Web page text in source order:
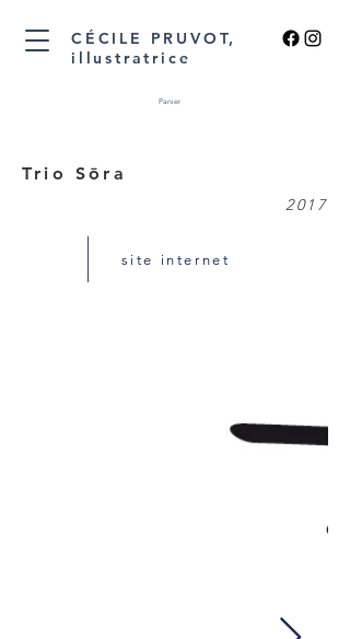
CÉCILE PRUVOT,
illustratrice
Panier
Trio Sōra
2017
site internet